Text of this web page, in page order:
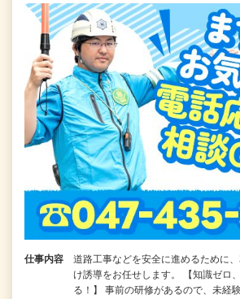
仕事内容
道路工事などを安全に進めるために
け誘導をお任せします。 【知識ゼロ
る！】 事前の研修があるので、未経